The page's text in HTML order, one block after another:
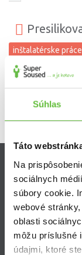
Súhlas
Táto
Na
sociálnych
súbory cookie.
webové
oblasti
môžu príslušné
údajmi, ktoré
inštalatérske práce